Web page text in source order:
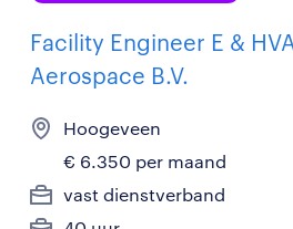
Facility Engineer E &
Aerospace B.V.
Hoogeveen
€ 6.350 per maand
vast dienstverband